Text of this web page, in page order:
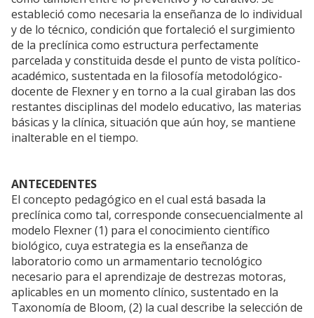
estableció como necesaria la enseñanza de lo individual
y de lo técnico, condición que fortaleció el surgimiento
de la preclínica como estructura perfectamente
parcelada y constituida desde el punto de vista político-
académico, sustentada en la filosofía metodológico-
docente de Flexner y en torno a la cual giraban las dos
restantes disciplinas del modelo educativo, las materias
básicas y la clínica, situación que aún hoy, se mantiene
inalterable en el tiempo.
ANTECEDENTES
El concepto pedagógico en el cual está basada la
preclínica como tal, corresponde consecuencialmente al
modelo Flexner (1) para el conocimiento científico
biológico, cuya estrategia es la enseñanza de
laboratorio como un armamentario tecnológico
necesario para el aprendizaje de destrezas motoras,
aplicables en un momento clínico, sustentado en la
Taxonomía de Bloom, (2) la cual describe la selección de